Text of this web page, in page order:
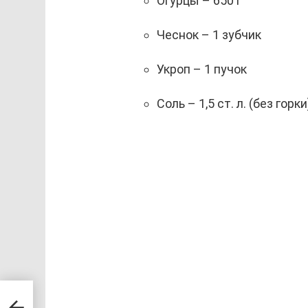
Чеснок – 1 зубчик
Укроп – 1 пучок
Соль – 1,5 ст. л. (без